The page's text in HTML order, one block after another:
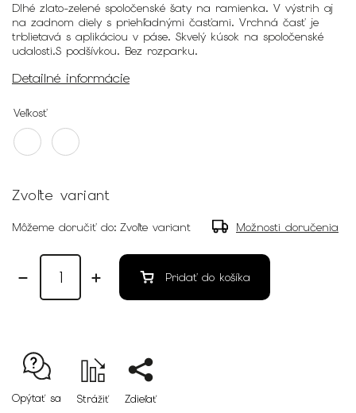
Dlhé zlato-zelené spoločenské šaty na ramienka. V výstrih aj
na zadnom diely s priehľadnými časťami. Vrchná časť je
trblietavá s aplikáciou v páse. Skvelý kúsok na spoločenské
udalosti.S podšívkou. Bez rozparku.
Detailné informácie
Veľkosť
Zvoľte variant
Môžeme doručiť do: Zvoľte variant Možnosti doručenia
Pridať do košíka
Opýtať sa Strážiť Zdieľať